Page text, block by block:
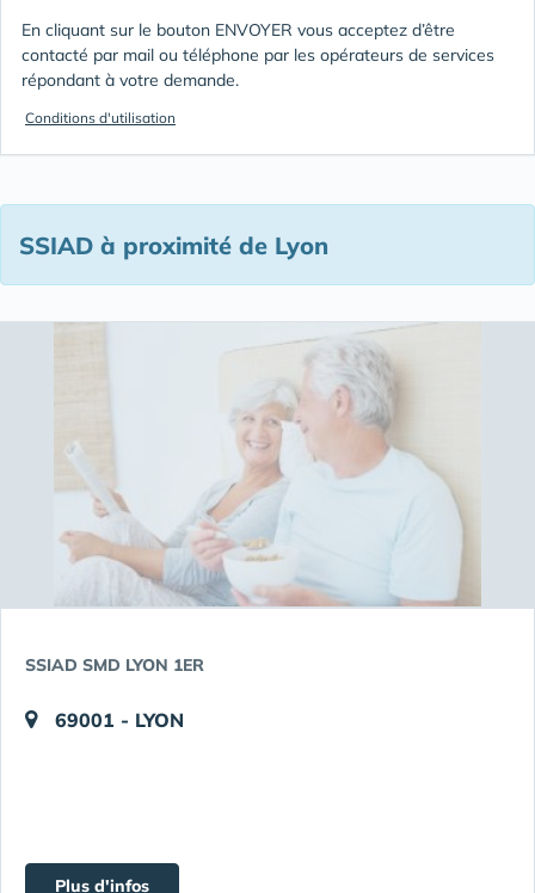
En cliquant sur le bouton ENVOYER vous acceptez d’être
contacté par mail ou téléphone par les opérateurs de services
répondant à votre demande.
Conditions d'utilisation
SSIAD à proximité de Lyon
SSIAD SMD LYON 1ER
69001 - LYON
Plus d'infos